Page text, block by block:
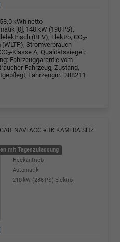
kWh netto
[0], 140 kW (190 PS),
(BEV), Elektro, CO₂-
Stromverbrauch
Klasse A, Qualitätssiegel:
Fahrzeuggarantie vom
Fahrzeug, Zustand,
Fahrzeugnr.: 388211
NAVI ACC eHK KAMERA SHZ
mit Tageszulassung
Heckantrieb
Automatik
210 kW (286 PS) Elektro